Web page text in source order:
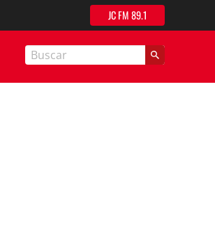
JC FM 89.1